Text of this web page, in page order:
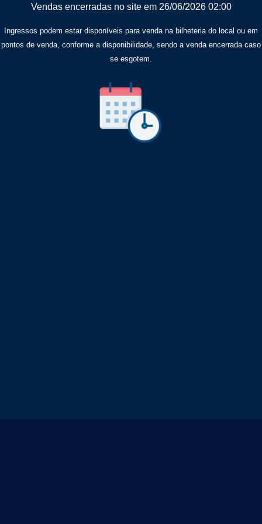
Vendas encerradas no site em 26/06/2026 02:00
Ingressos podem estar disponíveis para venda na bilheteria do local ou em
pontos de venda, conforme a disponibilidade, sendo a venda encerrada caso
se esgotem.